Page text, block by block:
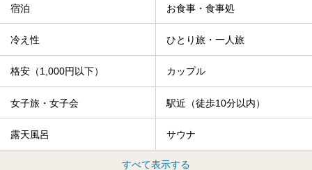
宿泊 お食事・食事処
冷え性 ひとり旅・一人旅
格安（1,000円以下） カップル
女子旅・女子会 駅近（徒歩10分以内）
露天風呂 サウナ
すべて表示する